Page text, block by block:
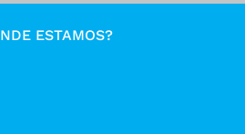
ESTAMOS?